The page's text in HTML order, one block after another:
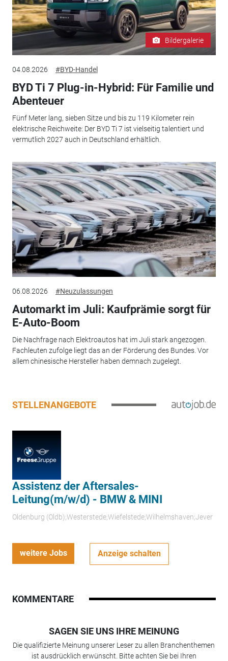
Bildergalerie
04.08.2026 #BYD-Handel
BYD Ti 7 Plug-in-Hybrid: Für Familie und
Abenteuer
Fünf Meter lang, sieben Sitze und bis zu 119 Kilometer rein
elektrische Reichweite: Der BYD Ti 7 ist vielseitig talentiert und
vermutlich 2027 auch in Deutschland erhältlich.
06.08.2026 #Neuzulassungen
Automarkt im Juli: Kaufprämie sorgt für
E-Auto-Boom
Die Nachfrage nach Elektroautos hat im Juli stark angezogen.
Fachleuten zufolge liegt das an der Förderung des Bundes. Vor
allem chinesische Hersteller haben demnach zugelegt.
STELLENANGEBOTE
Assistenz der Aftersales-
Leitung(m/w/d) - BMW & MINI
Oldenburg (Oldb);Westerstede;Wiefelstede;Wilhelmshaven;Jever
weitere Jobs Anzeige schalten
KOMMENTARE
SAGEN SIE UNS IHRE MEINUNG
Die qualifizierte Meinung unserer Leser zu allen Branchenthemen
ist ausdrücklich erwünscht. Bitte achten Sie bei Ihren